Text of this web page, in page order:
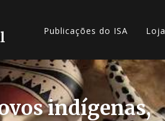
Publicações do ISA Loja
indígenas,